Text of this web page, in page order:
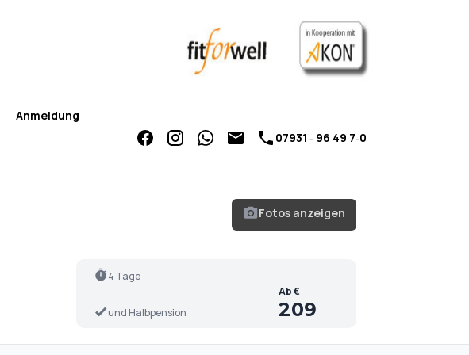
Anmeldung
07931 ‑ 96 49 7‑0
Fotos anzeigen
4 Tage
und Halbpension
Ab €
209